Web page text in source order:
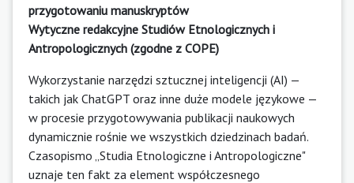
przygotowaniu manuskryptów
Wytyczne redakcyjne Studiów Etnologicznych i
Antropologicznych (zgodne z COPE)
Wykorzystanie narzędzi sztucznej inteligencji (AI) —
takich jak ChatGPT oraz inne duże modele językowe —
w procesie przygotowywania publikacji naukowych
dynamicznie rośnie we wszystkich dziedzinach badań.
Czasopismo „Studia Etnologiczne i Antropologiczne"
uznaje ten fakt za element współczesnego